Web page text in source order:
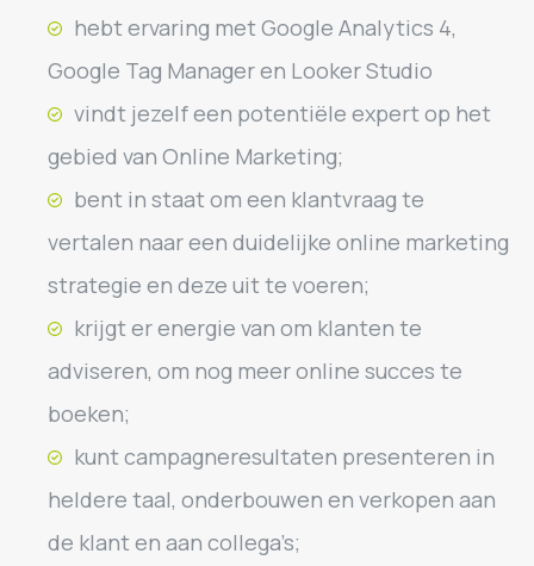
hebt ervaring met Google Analytics 4,
Google Tag Manager en Looker Studio
vindt jezelf een potentiële expert op het
gebied van Online Marketing;
bent in staat om een klantvraag te
vertalen naar een duidelijke online marketing
strategie en deze uit te voeren;
krijgt er energie van om klanten te
adviseren, om nog meer online succes te
boeken;
kunt campagneresultaten presenteren in
heldere taal, onderbouwen en verkopen aan
de klant en aan collega’s;